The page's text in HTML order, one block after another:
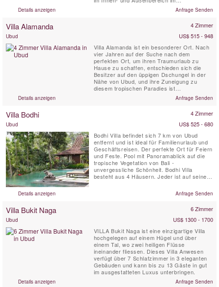
balinesischen Stil mit dem High-Tech-
Komfort eines Fünf-Sterne-Hotels.
Details anzeigen Anfrage Senden
Villa Alamanda 4 Zimmer
Ubud
US$ 515 - 948
Villa Alamanda ist ein besonderer Ort. Nach
vier Jahren auf der Suche nach dem
perfekten Ort, um ihren Traumurlaub zu
Hause zu schaffen, entschieden sich die
Besitzer auf den üppigen Dschungel in der
Nähe von Ubud, und ihre Zuneigung zu
diesem tropischen Paradies ist
offensichtlich, sobald Sie die Villa Türen zu
öffnen. Hoch auf einer Schlucht zwischen
Vogelgezwitscher Setzen Sie diese Vier-
Schlafzimmer-Villa führt Sie zurück in der
Details anzeigen Anfrage Senden
Villa Bodhi 4 Zimmer
Ubud
US$ 525 - 680
Bodhi Villa befindet sich 7 km von Ubud
entfernt und ist ideal für Familienurlaub und
Geschäftsreisen. Der perfekte Ort für Feiern
und Feste. Pool mit Panoramablick auf die
tropische Vegetation von Bali -
unvergessliche Schönheit. Bodhi Villa
besteht aus 4 Häusern. Jeder ist auf seine
über Klimaanlage, Ventilator, Safe,
Kühlschrank und Internet. Die Villa Personal
Details anzeigen Anfrage Senden
Villa Bukit Naga 6 Zimmer
Ubud
US$ 1300 - 1700
VILLA Bukit Naga ist eine einzigartige Villa
hochgelegen auf einem Hügel und über
einem Tal, wo zwei heiligen Flüsse
ineinander fliessen. Dieses Villa Anwesen
verfügt über 7 Schlafzimmer in 3 eleganten
Gebäuden und kann bis zu 13 Gäste in gut
im ausgestatteten Luxus unterbringen.
Details anzeigen Anfrage Senden